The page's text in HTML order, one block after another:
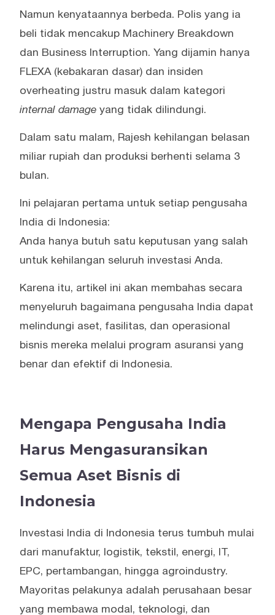
Namun kenyataannya berbeda. Polis yang ia
beli tidak mencakup Machinery Breakdown
dan Business Interruption. Yang dijamin hanya
FLEXA (kebakaran dasar) dan insiden
overheating justru masuk dalam kategori
internal damage yang tidak dilindungi.
Dalam satu malam, Rajesh kehilangan belasan
miliar rupiah dan produksi berhenti selama 3
bulan.
Ini pelajaran pertama untuk setiap pengusaha
India di Indonesia:
Anda hanya butuh satu keputusan yang salah
untuk kehilangan seluruh investasi Anda.
Karena itu, artikel ini akan membahas secara
menyeluruh bagaimana pengusaha India dapat
melindungi aset, fasilitas, dan operasional
bisnis mereka melalui program asuransi yang
benar dan efektif di Indonesia.
Mengapa Pengusaha India
Harus Mengasuransikan
Semua Aset Bisnis di
Indonesia
Investasi India di Indonesia terus tumbuh mulai
dari manufaktur, logistik, tekstil, energi, IT,
EPC, pertambangan, hingga agroindustry.
Mayoritas pelakunya adalah perusahaan besar
yang membawa modal, teknologi, dan